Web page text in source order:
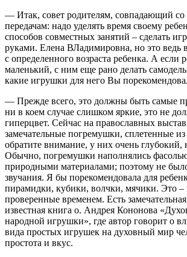
— Итак, совет родителям, совпадающий
передачам: надо уделять время своему
способов совместных занятий – сделать
руками. Елена ВЛадимировна, но это ведь
с определенного возраста ребенка. А если
маленький, с ним еще рано делать
какие игрушки для него Вы
— Прежде всего, это должны быть самые
ни в коем случае слишком яркие, это не
гиперцвет. Сейчас на православных
замечательные погремушки, сплетенные
обратите внимание, у них очень глубокий,
Обычно, погремушки наполнялись
природными материалами; поэтому не было
звучания. Я бы порекомендовала для
пирамидки, кубики, волчки, мячики. Это –
проверенные временем. Есть
известная книга о. Андрея Кононова
народной игрушки», где автор говорит о
вида простых игрушек на духовный мир
простота и вкус.